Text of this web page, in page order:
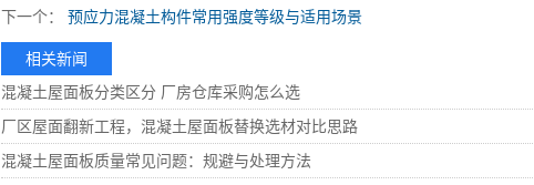
下一个：
预应力混凝土构件常用强度等级与适用场景
相关新闻
混凝土屋面板分类区分 厂房仓库采购怎么选
厂区屋面翻新工程，混凝土屋面板替换选材对比思路
混凝土屋面板质量常见问题：规避与处理方法